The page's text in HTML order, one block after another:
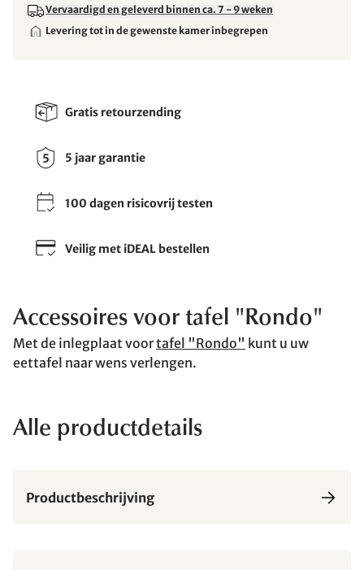
Vervaardigd en geleverd binnen ca. 7 - 9 weken
Levering tot in de gewenste kamer inbegrepen
Gratis retourzending
5 jaar garantie
100 dagen risicovrij testen
Veilig met iDEAL bestellen
Accessoires voor tafel "Rondo"
Met de inlegplaat voortafel "Rondo" kunt u uw
eettafel naar wens verlengen.
Alle productdetails
Productbeschrijving